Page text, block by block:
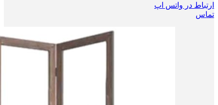
ارتباط در واتس اپ
تماس